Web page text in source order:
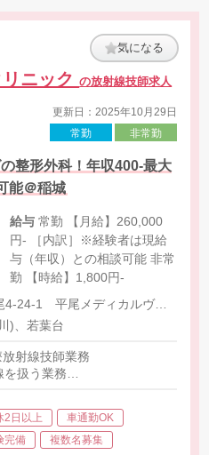
気になる
リニックの放射線技師求人
更新日：2025年10月29日
常勤
非常勤
整形外科！年収400-最大
能＠稲城
給与
円- ［内訳］※経験者は現給
与（年収）との相談可能 非常
勤 【時給】1,800円-
東京都稲城市平尾4-24-1 平尾メディカルヴィレッジ
)、若葉台
射線技師業務
を扱う業務
頭部以外 整形外科範囲
ン RADREX
2日以上
車通勤OK
完備 複数名募集